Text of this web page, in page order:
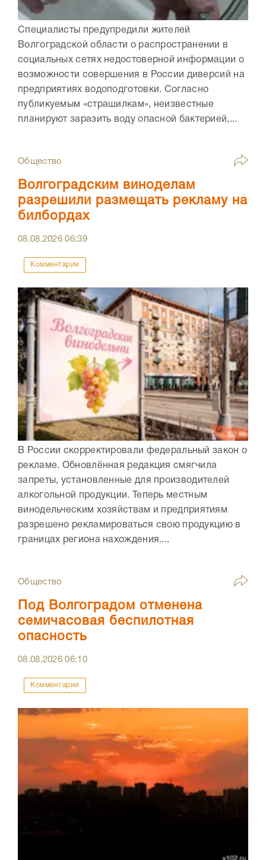
Специалисты предупредили жителей
Волгоградской области о распространении в
социальных сетях недостоверной информации о
возможности совершения в России диверсий на
предприятиях водоподготовки. Согласно
публикуемым «страшилкам», неизвестные
планируют заразить воду опасной бактерией,...
Общество
Волгоградским виноделам
разрешили размещать рекламу на
билбордах
08.08.202606:39
Комментарии
В России скорректировали федеральный закон о
рекламе. Обновлённая редакция смягчила
запреты, установленные для производителей
алкогольной продукции. Теперь местным
винодельческим хозяйствам и предприятиям
разрешено рекламироваться свою продукцию в
границах региона нахождения....
Общество
Под Волгоградом отменена
семичасовая беспилотная
опасность
08.08.202606:10
Комментарии